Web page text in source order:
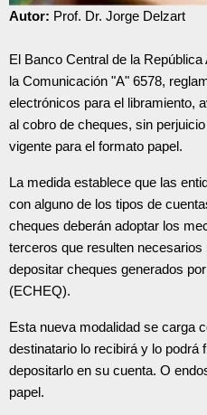
Autor: Prof. Dr. Jorge Delzart
El Banco Central de la
la Comunicación "A" 6578,
electrónicos para el libramiento,
al cobro de cheques, sin
vigente para el formato papel.
La medida establece que las
con alguno de los tipos de
cheques deberán adoptar los
terceros que resulten
depositar cheques generados
(ECHEQ).
Esta nueva modalidad se carga
destinatario lo recibirá y lo podrá
depositarlo en su cuenta. O
papel.